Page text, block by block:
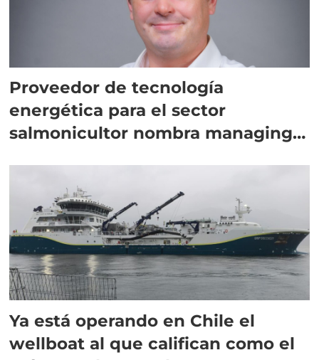
Proveedor de tecnología
energética para el sector
salmonicultor nombra managing
Ya está operando en Chile el
wellboat al que califican como el